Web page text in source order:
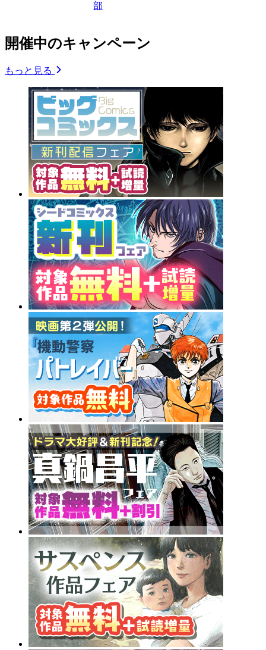
部
開催中のキャンペーン
もっと見る